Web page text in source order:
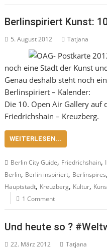
Berlinspiriert Kunst:
5. August 2012 Tatjana
noch eine Stadt der Kunst
Genau deshalb steht noch
Berlinspiriert – Kalender:
Die 10. Open Air Gallery auf
Friedrichshain – Kreuzberg.
WEITERLESEN...
Berlin City Guide, Friedrichshain,
Berlin, Berlin inspiriert, Berlinspires,
Hauptstadt, Kreuzberg, Kultur,
1 Comment
Und heute so ?
22. März 2012 Tatjana